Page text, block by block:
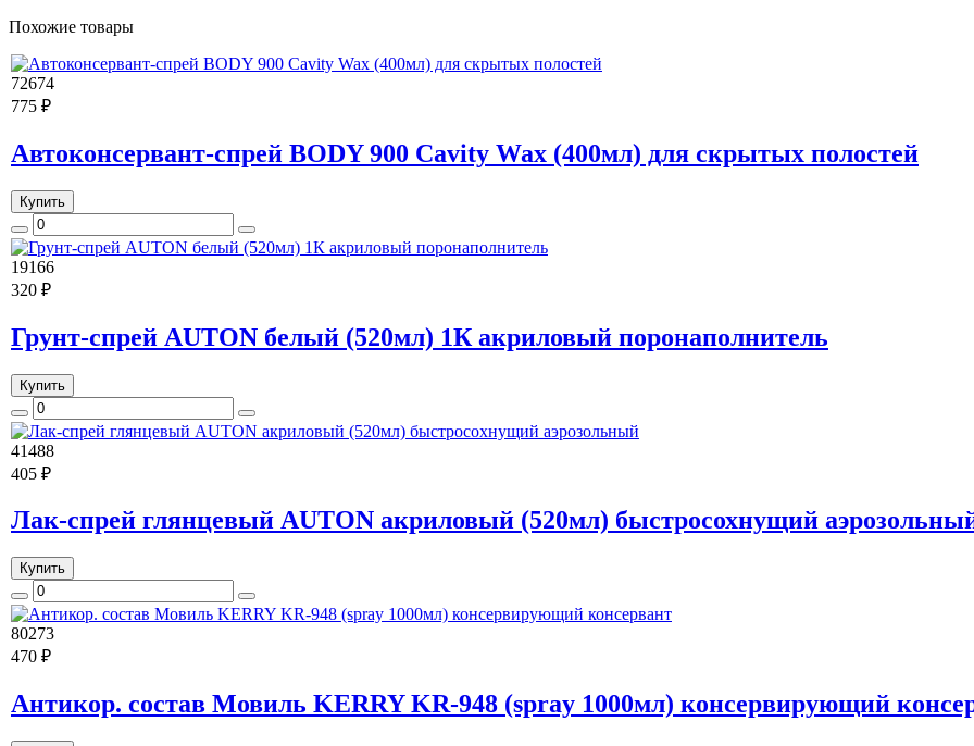
Похожие товары
72674
775 ₽
Автоконсервант-спрей BODY 900 Cavity Wax (400мл) для скрытых полостей
Купить
19166
320 ₽
Грунт-спрей AUTON белый (520мл) 1К акриловый поронаполнитель
Купить
41488
405 ₽
Лак-спрей глянцевый AUTON акриловый (520мл) быстросохнущий
Купить
80273
470 ₽
Антикор. состав Мовиль KERRY KR-948 (spray 1000мл) консервирующий